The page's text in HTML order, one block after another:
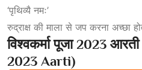
‘पृथिव्यै नमः’
रुद्राक्ष की माला से जप करना अच्छा
विश्वकर्मापूजा 2023
2023 Aarti)